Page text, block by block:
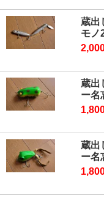
蔵出
モノ
蔵出
ー名
蔵出
ー名